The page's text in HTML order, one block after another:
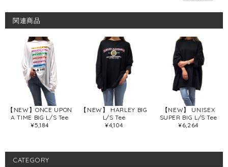
関連商品
【NEW】ONCE UPON
A TIME BIG L/S Tee
¥5,184
【NEW】 HARLEY BIG
L/S Tee
¥4,104
【NEW】 UNISEX
SUPER BIG L/S Tee
¥6,264
CATEGORY